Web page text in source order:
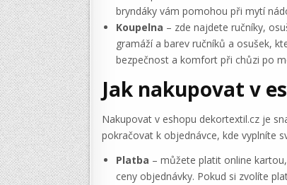
bryndáky vám pomohou při mytí
Koupelna – zde najdete ručníky,
gramáží a barev ručníků a osušek,
bezpečnost a komfort při chůzi po
Jak nakupovat v
Nakupovat v eshopu dekortextil.cz je
pokračovat k objednávce, kde vyplníte
Platba – můžete platit online
ceny objednávky. Pokud si zvolíte